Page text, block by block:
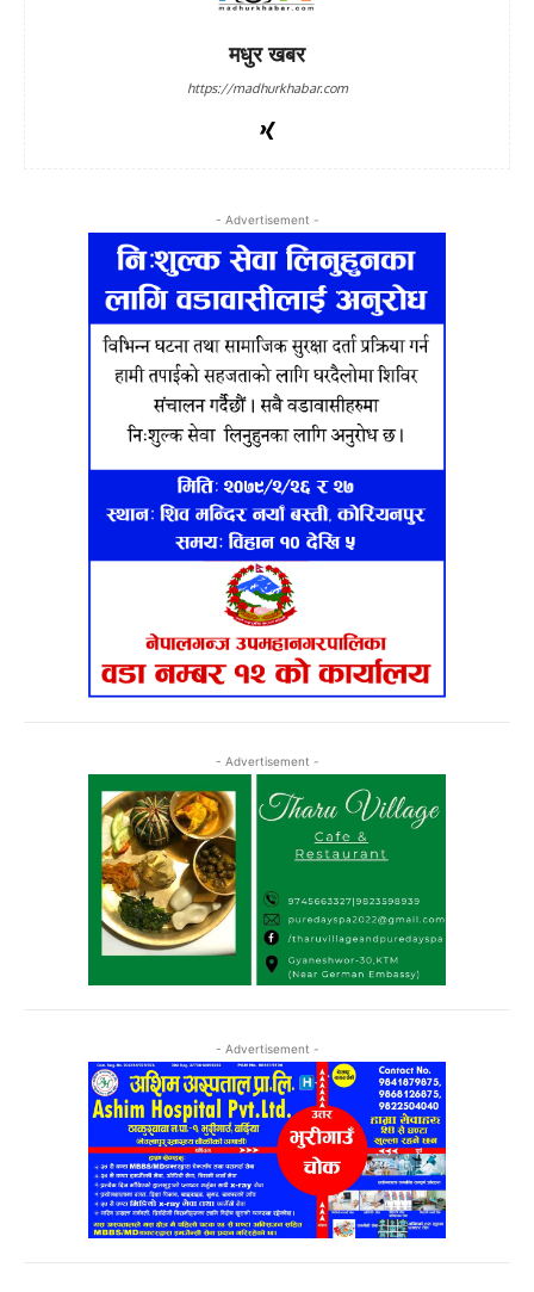
मधुर खबर
https://madhurkhabar.com
- Advertisement -
- Advertisement -
- Advertisement -